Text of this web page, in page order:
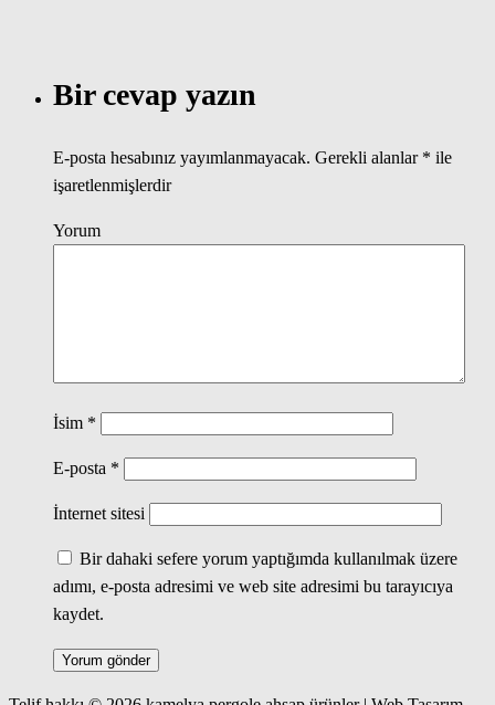
Bir cevap yazın
E-posta hesabınız yayımlanmayacak. Gerekli alanlar * ile
işaretlenmişlerdir
Yorum
İsim *
E-posta *
İnternet sitesi
Bir dahaki sefere yorum yaptığımda kullanılmak üzere
adımı, e-posta adresimi ve web site adresimi bu tarayıcıya
kaydet.